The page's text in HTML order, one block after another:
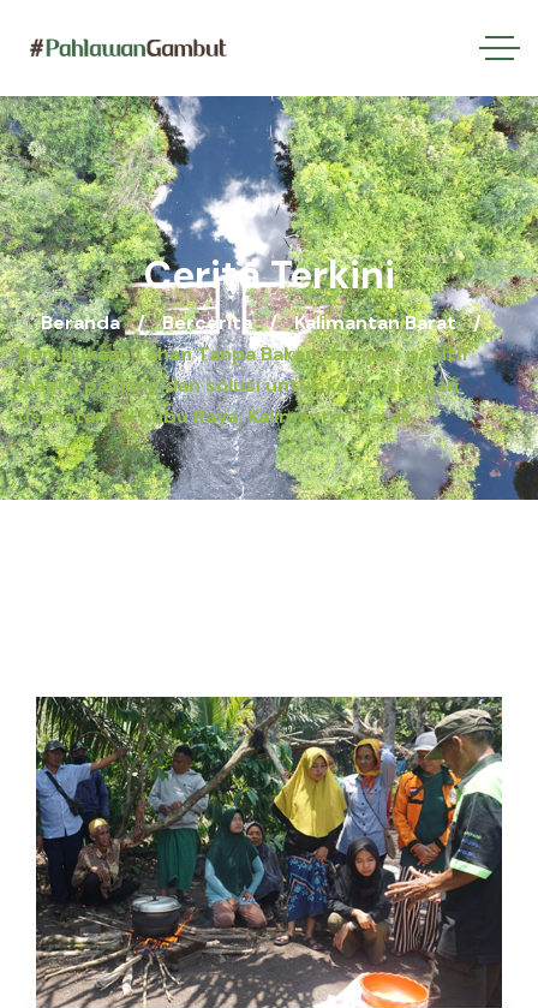
Cerita Terkini
Beranda Bercerita
Kalimantan Barat
Pembukaan Lahan Tanpa Bakar: dampak positif
jangka panjang dan solusi untuk keberlanjutan
usahatani di Kubu Raya, Kalimantan Barat